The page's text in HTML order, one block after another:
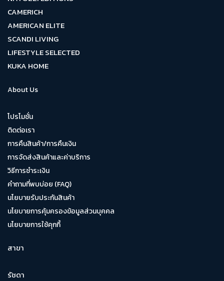
CAMERICH
AMERICAN ELITE
SCANDI LIVING
LIFESTYLE SELECTED
KUKA HOME
About Us
โปรโมชั่น
ติดต่อเรา
การคืนสินค้า/การคืนเงิน
การจัดส่งสินค้าและค่าบริการ
วิธีการชำระเงิน
คำถามที่พบบ่อย (FAQ)
นโยบายรับประกันสินค้า
นโยบายการคุ้มครองข้อมูลส่วนบุคคล
นโยบายการใช้คุกกี้
สาขา
รัชดา